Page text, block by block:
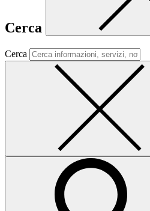
Cerca
Cerca